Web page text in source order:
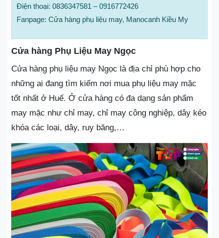
Điện thoại: 0836347581 – 0916772426
Fanpage: Cửa hàng phụ liệu may, Manocanh Kiều My
Cửa hàng Phụ Liệu May Ngọc
Cửa hàng phụ liệu may Ngọc là địa chỉ phù hợp cho
những ai đang tìm kiếm nơi mua phụ liệu may mặc
tốt nhất ở Huế. Ở cửa hàng có đa dạng sản phẩm
may mặc như chỉ may, chỉ may công nghiệp, dây kéo
khóa các loại, dây, ruy băng,…